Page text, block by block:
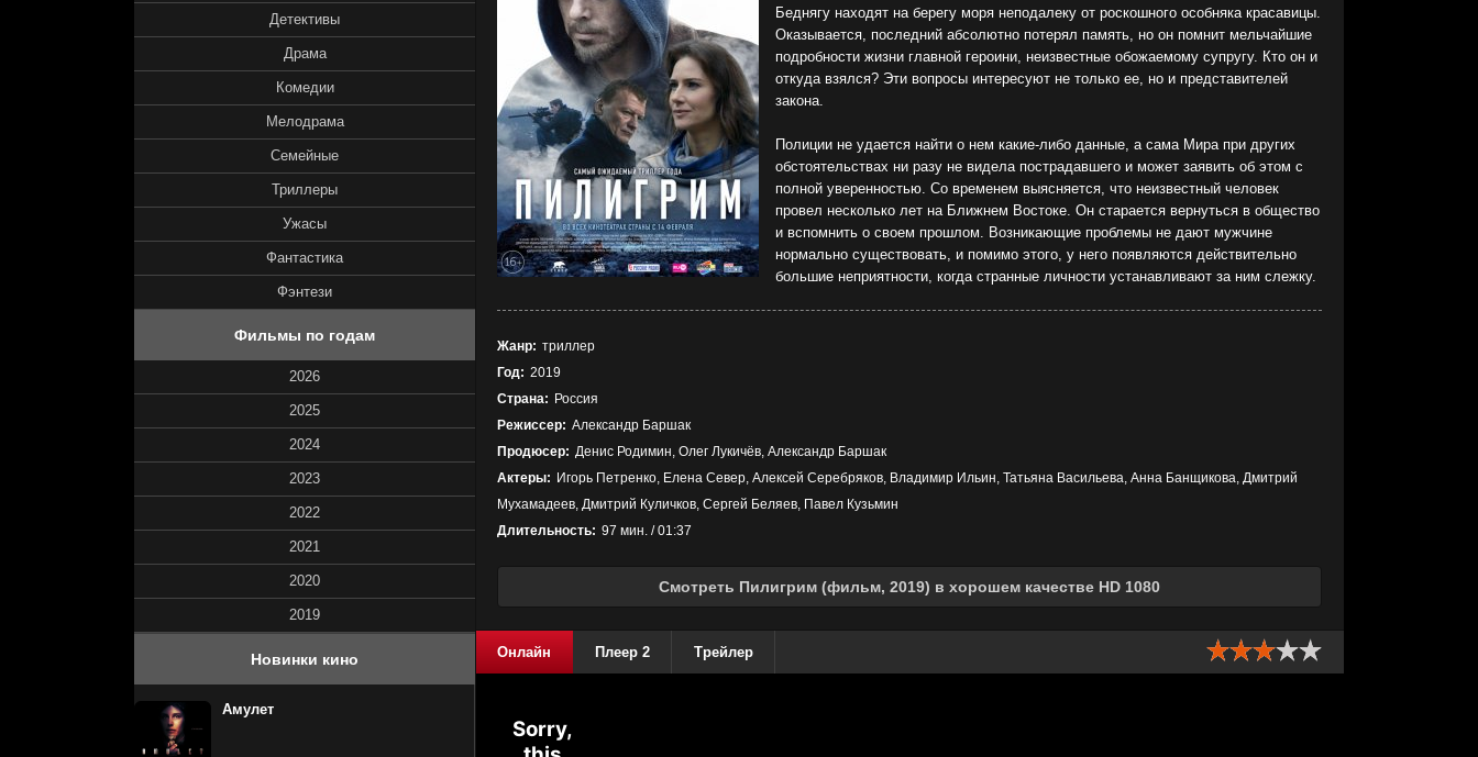
Беднягу находят на берегу моря неподалеку от роскошного особняка красавицы.
Оказывается, последний абсолютно потерял память, но он помнит мельчайшие
подробности жизни главной героини, неизвестные обожаемому супругу. Кто он и
откуда взялся? Эти вопросы интересуют не только ее, но и представителей
закона.
Полиции не удается найти о нем какие-либо данные, а сама Мира при других
обстоятельствах ни разу не видела пострадавшего и может заявить об этом с
полной уверенностью. Со временем выясняется, что неизвестный человек
провел несколько лет на Ближнем Востоке. Он старается вернуться в общество
и вспомнить о своем прошлом. Возникающие проблемы не дают мужчине
нормально существовать, и помимо этого, у него появляются действительно
большие неприятности, когда странные личности устанавливают за ним слежку.
Жанр: триллер
Год: 2019
Страна: Россия
Режиссер: Александр Баршак
Продюсер: Денис Родимин, Олег Лукичёв, Александр Баршак
Актеры: Игорь Петренко, Елена Север, Алексей Серебряков, Владимир Ильин, Татьяна Васильева, Анна Банщикова, Дмитрий
Мухамадеев, Дмитрий Куличков, Сергей Беляев, Павел Кузьмин
Длительность: 97 мин. / 01:37
Смотреть Пилигрим (фильм, 2019) в хорошем качестве HD 1080
Онлайн Плеер 2 Трейлер
Детективы
Драма
Комедии
Мелодрама
Семейные
Триллеры
Ужасы
Фантастика
Фэнтези
Фильмы по годам
2026
2025
2024
2023
2022
2021
2020
2019
Новинки кино
Амулет